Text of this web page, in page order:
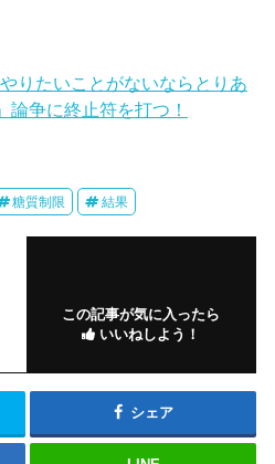
やりたいことがないならとりあ
論争に終止符を打つ！
糖質制限 結果
この記事が気に入ったら
いいねしよう！
シェア